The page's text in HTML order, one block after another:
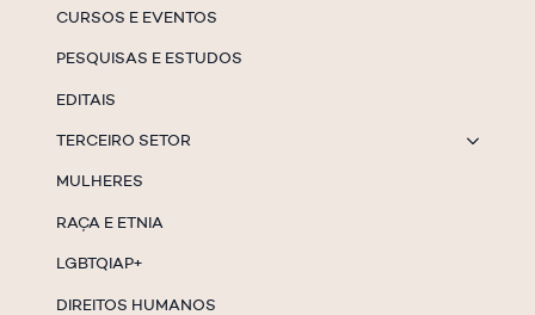
CURSOS E EVENTOS
PESQUISAS E ESTUDOS
EDITAIS
TERCEIRO SETOR
MULHERES
RAÇA E ETNIA
LGBTQIAP+
DIREITOS HUMANOS